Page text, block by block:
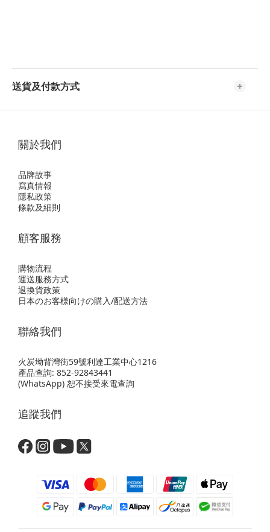
送貨及付款方式
關於我們
品牌故事
寫真情報
隱私政策
條款及細則
顧客服務
購物流程
運送服務方式
退換貨政策
日本のお客様向けの購入/配送方法
聯絡我們
火炭坳背灣街59號利達工業中心1216
產品查詢: 852-92843441
(WhatsApp) 恕不接受來電查詢
追蹤我們